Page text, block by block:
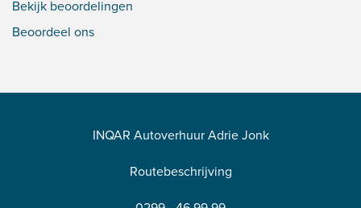
Bekijk beoordelingen
Beoordeel ons
INQAR Autoverhuur Adrie Jonk
Routebeschrijving